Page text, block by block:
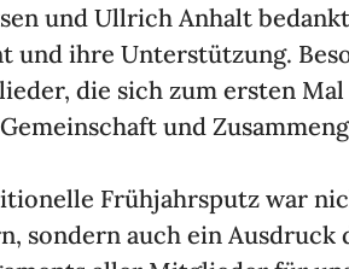
und Ullrich Anhalt
und ihre Unter­stüt­zung.
die sich zum ersten
und
Früh­jahrs­putz war
sondern auch ein